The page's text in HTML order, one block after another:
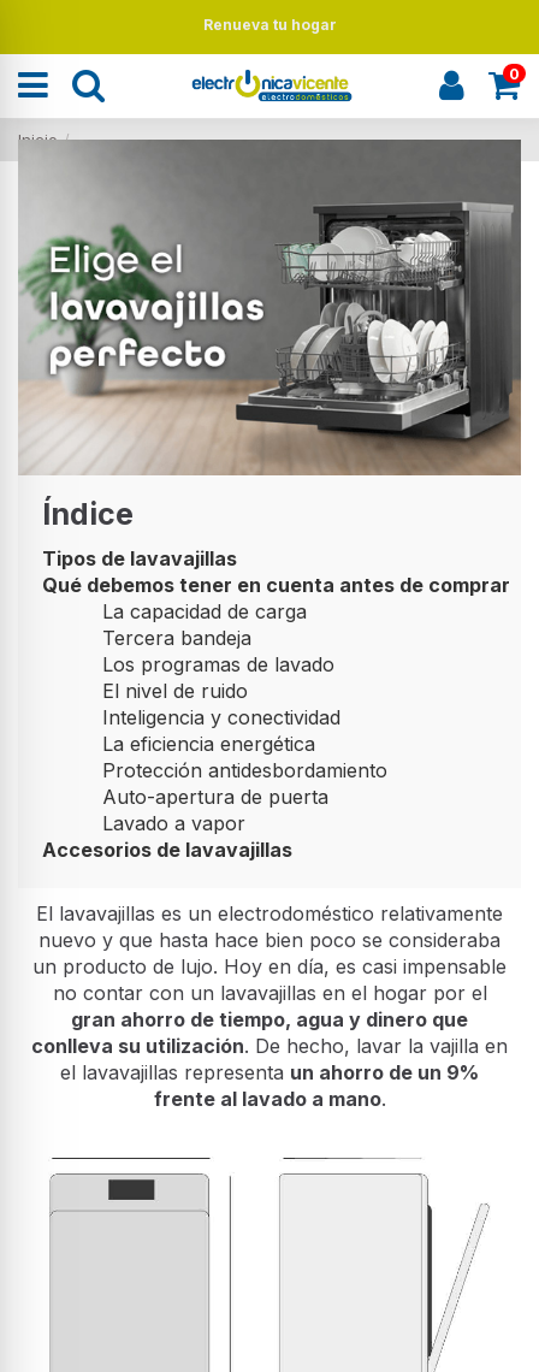
Renueva tu hogar
0
Inicio
Índice
Tipos de lavavajillas
Qué debemos tener en cuenta antes de comprar
La capacidad de carga
Tercera bandeja
Los programas de lavado
El nivel de ruido
Inteligencia y conectividad
La eficiencia energética
Protección antidesbordamiento
Auto-apertura de puerta
Lavado a vapor
Accesorios de lavavajillas
El lavavajillas es un electrodoméstico relativamente
nuevo y que hasta hace bien poco se consideraba
un producto de lujo. Hoy en día, es casi impensable
no contar con un lavavajillas en el hogar por el
gran ahorro de tiempo, agua y dinero que
conlleva su utilización. De hecho, lavar la vajilla en
el lavavajillas representa un ahorro de un 9%
frente al lavado a mano.